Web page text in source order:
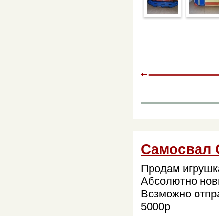
Самосвал
Продам
Абсолютно
Возможно
5000р